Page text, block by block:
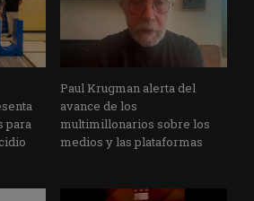
para
Paul Krugman alerta del
avance de los
multimillonarios sobre los
medios y las plataformas